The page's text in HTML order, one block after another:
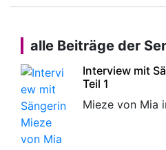
alle Beiträge der
Interview mit
Teil 1
Mieze von Mia